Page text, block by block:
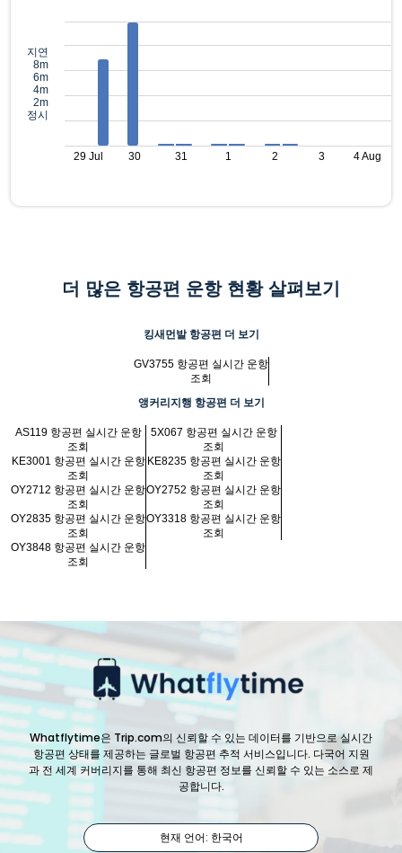
지연
8m
6m
4m
2m
정시
29 Jul 30 31 1 2 3 4 Aug
더 많은 항공편 운항 현황 살펴보기
킹새먼발 항공편 더 보기
GV3755 항공편 실시간 운항
조회
앵커리지행 항공편 더 보기
AS119 항공편 실시간 운항
조회
5X067 항공편 실시간 운항
조회
KE3001 항공편 실시간 운항
조회
KE8235 항공편 실시간 운항
조회
OY2712 항공편 실시간 운항
조회
OY2752 항공편 실시간 운항
조회
OY2835 항공편 실시간 운항
조회
OY3318 항공편 실시간 운항
조회
OY3848 항공편 실시간 운항
조회
Whatflytime은 Trip.com의 신뢰할 수 있는 데이터를 기반으로 실시간
항공편 상태를 제공하는 글로벌 항공편 추적 서비스입니다. 다국어 지원
과 전 세계 커버리지를 통해 최신 항공편 정보를 신뢰할 수 있는 소스로 제
공합니다.
현재 언어: 한국어